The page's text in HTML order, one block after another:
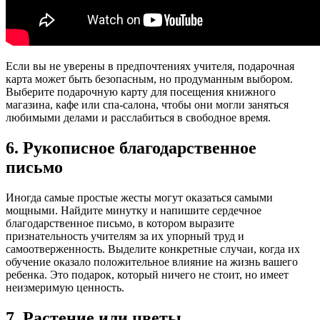
Если вы не уверены в предпочтениях учителя, подарочная
карта может быть безопасным, но продуманным выбором.
Выберите подарочную карту для посещения книжного
магазина, кафе или спа-салона, чтобы они могли заняться
любимыми делами и расслабиться в свободное время.
6. Рукописное благодарственное
письмо
Иногда самые простые жесты могут оказаться самыми
мощными. Найдите минутку и напишите сердечное
благодарственное письмо, в котором выразите
признательность учителям за их упорный труд и
самоотверженность. Выделите конкретные случаи, когда их
обучение оказало положительное влияние на жизнь вашего
ребенка. Это подарок, который ничего не стоит, но имеет
неизмеримую ценность.